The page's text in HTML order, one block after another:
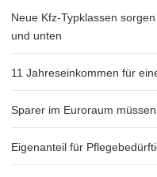
Neue Kfz-Typklassen
und unten
11 Jahreseinkommen für
Sparer im Euroraum
Eigenanteil für